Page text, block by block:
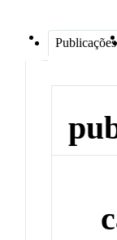
Publicações